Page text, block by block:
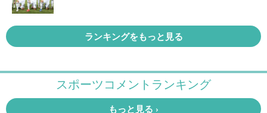
ランキングをもっと見る